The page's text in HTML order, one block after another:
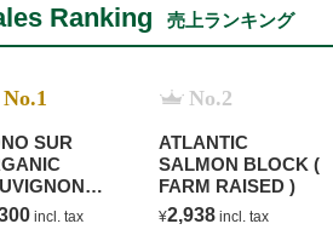
Ranking 売上ランキング
No.1
SUR
incl. tax
No.2
ATLANTIC
SALMON BLOCK (
FARM RAISED )
¥2,938 incl. tax